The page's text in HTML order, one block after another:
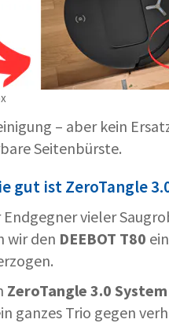
– aber kein
Seitenbürste.
gut ist ZeroTangle
Endgegner vieler
wir den DEEBOT T80
ZeroTangle 3.0 System
ganzes Trio gegen